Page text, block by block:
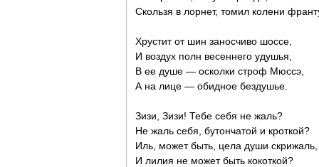
Скользя в лорнет, томил колени
Хрустит от шин заносчиво шоссе,
И воздух полн весеннего удушья,
В ее душе — осколки строф Мюссэ,
А на лице — обидное бездушье.
Зизи, Зизи! Тебе себя не жаль?
Не жаль себя, бутончатой и кроткой?
Иль, может быть, цела души скрижаль,
И лилия не может быть кокоткой?